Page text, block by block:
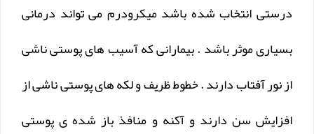
درستی انتخاب شده باشد میکرودرم می تواند درمانی
بسیاری موثر باشد . بیمارانی که آسیب های پوستی ناشی
از نور آفتاب دارند . خطوط ظریف و لکه های پوستی ناشی از
افزایش سن دارند و آکنه و منافذ باز شده ی پوستی